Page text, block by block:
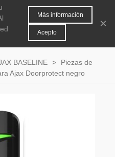
0
BASELINE >
Piezas de
Ajax Doorprotect negro
Más información
Acepto
×